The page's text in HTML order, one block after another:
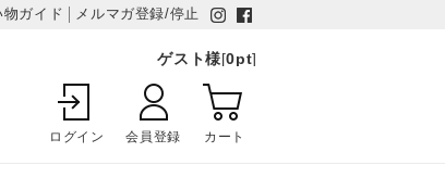
物ガイド メルマガ登録/停止
ゲスト様[0pt]
ログイン 会員登録 カート